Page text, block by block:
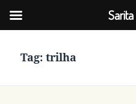
Tag:trilha